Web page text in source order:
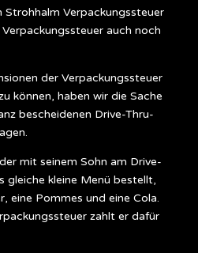
Strohhalm Verpackungssteuer
auch noch
der Verpackungssteuer
können, haben wir die Sache
bescheidenen Drive-Thru-
mit seinem Sohn am Drive-
gleiche kleine Menü bestellt,
eine Pommes und eine Cola.
zahlt er dafür